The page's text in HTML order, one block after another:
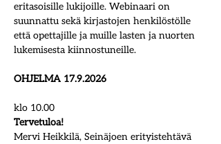
eritasoisille lukijoille. Webinaari on
suunnattu sekä kirjastojen henkilöstölle
että opettajille ja muille lasten ja nuorten
lukemisesta kiinnostuneille.
OHJELMA 17.9.2026
klo 10.00
Tervetuloa!
Mervi Heikkilä, Seinäjoen erityistehtävä